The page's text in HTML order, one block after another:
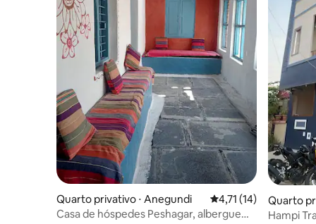
Quarto privativo ⋅ Anegundi 4,71 de uma avaliação
4,71 (14)
Casa de hóspedes Peshagar, albergue
Quarto
Hampi